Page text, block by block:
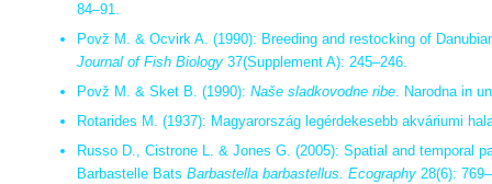
84–91.
Povž M. & Ocvirk A. (1990): Breeding and restocking of
Journal of Fish Biology 37(Supplement A): 245–246.
Povž M. & Sket B. (1990): Naše sladkovodne ribe. Narodna in
Rotarides M. (1937): Magyarország legérdekesebb akváriumi
Russo D., Cistrone L. & Jones G. (2005): Spatial and temporal
Barbastelle Bats Barbastella barbastellus. Ecography 28(6):